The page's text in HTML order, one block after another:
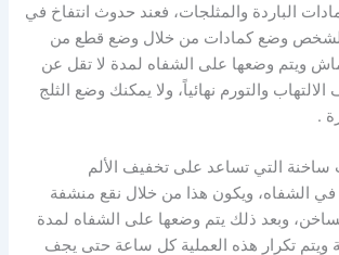
الباردة والمثلجات، فعند حدوث انتفاخ في
وضع كمادات من خلال وضع قطع من
ويتم وضعها على الشفاه لمدة لا تقل عن
الالتهاب والتورم نهائياً، ولا يمكنك وضع الثلج
.
ساخنة التي تساعد على تخفيف الألم
في الشفاه، ويكون هذا من خلال نقع منشفة
وبعد ذلك يتم وضعها على الشفاه لمدة
عن 15 دقيقة ويتم تكرار هذه العملية كل ساعة حتى يجف